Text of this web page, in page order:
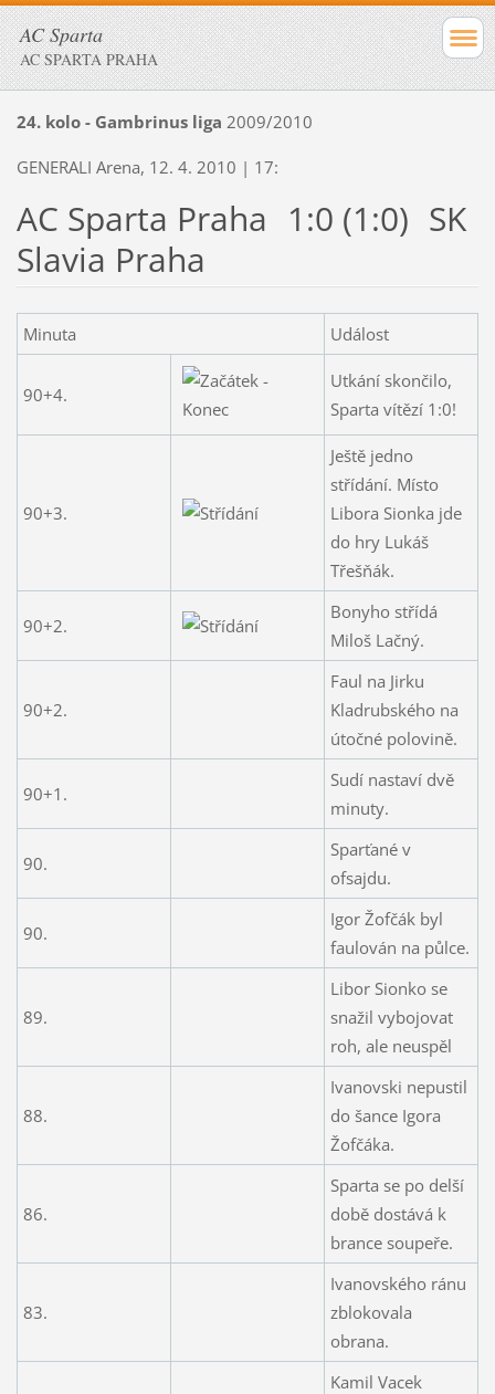
AC Sparta
AC SPARTA PRAHA
24. kolo - Gambrinus liga 2009/2010
GENERALI Arena, 12. 4. 2010 | 17:
AC Sparta Praha 1:0 (1:0) SK
Slavia Praha
Minuta Událost
90+4.
Utkání skončilo,
Sparta vítězí 1:0!
90+3.
Ještě jedno
střídání. Místo
Libora Sionka jde
do hry Lukáš
Třešňák.
90+2.
Bonyho střídá
Miloš Lačný.
90+2.
Faul na Jirku
Kladrubského na
útočné polovině.
90+1.
Sudí nastaví dvě
minuty.
90.
Sparťané v
ofsajdu.
90.
Igor Žofčák byl
faulován na půlce.
89.
Libor Sionko se
snažil vybojovat
roh, ale neuspěl
88.
Ivanovski nepustil
do šance Igora
Žofčáka.
86.
Sparta se po delší
době dostává k
brance soupeře.
83.
Ivanovského ránu
zblokovala
obrana.
Kamil Vacek